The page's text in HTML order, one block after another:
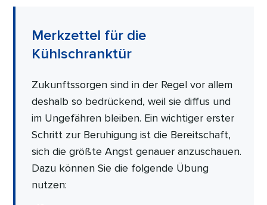
Merkzettel für die
Kühlschranktür
Zukunftssorgen sind in der Regel vor allem
deshalb so bedrückend, weil sie diffus und
im Ungefähren bleiben. Ein wichtiger erster
Schritt zur Beruhigung ist die Bereitschaft,
sich die größte Angst genauer anzuschauen.
Dazu können Sie die folgende Übung
nutzen: